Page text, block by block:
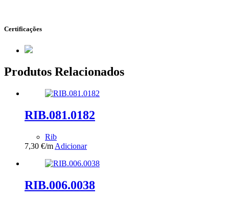
Certificações
Produtos Relacionados
RIB.081.0182
Rib
7,30 €/m Adicionar
RIB.006.0038